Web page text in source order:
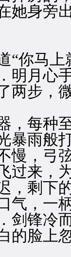
身旁出
你马上
月心
步，微
每种至
暴雨般
，弓弦
来，为
剩下的
，一柄
剑锋冷
的脸上